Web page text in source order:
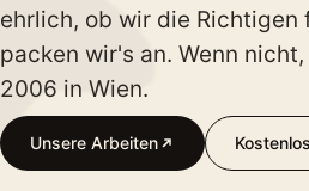
ehrlich, ob wir die Richtigen
packen wir's an. Wenn
2006 in Wien.
Unsere Arbeiten